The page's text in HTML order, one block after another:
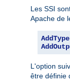
Les SSI
Apache de
AddType
L'option
être définie